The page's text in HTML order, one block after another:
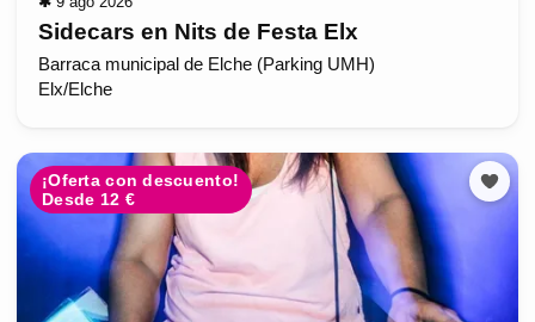
Sidecars en Nits de Festa Elx
Barraca municipal de Elche (Parking UMH)
Elx/Elche
¡Oferta con descuento!
Desde 12 €